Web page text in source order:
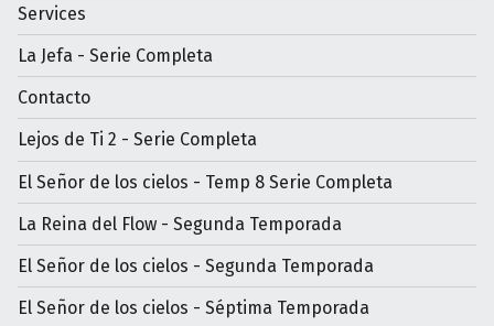
Services
La Jefa - Serie Completa
Contacto
Lejos de Ti 2 - Serie Completa
El Señor de los cielos - Temp 8 Serie Completa
La Reina del Flow - Segunda Temporada
El Señor de los cielos - Segunda Temporada
El Señor de los cielos - Séptima Temporada